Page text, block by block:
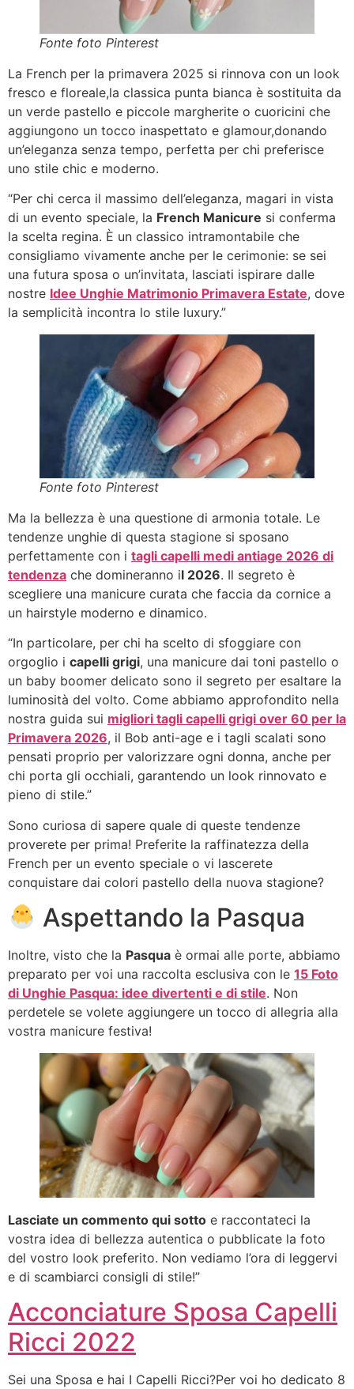
Fonte foto Pinterest
La French per la primavera 2025 si rinnova con un look
fresco e floreale,la classica punta bianca è sostituita da
un verde pastello e piccole margherite o cuoricini che
aggiungono un tocco inaspettato e glamour,donando
un’eleganza senza tempo, perfetta per chi preferisce
uno stile chic e moderno.
“Per chi cerca il massimo dell’eleganza, magari in vista
di un evento speciale, la French Manicure si conferma
la scelta regina. È un classico intramontabile che
consigliamo vivamente anche per le cerimonie: se sei
una futura sposa o un’invitata, lasciati ispirare dalle
nostre Idee Unghie Matrimonio Primavera Estate, dove
la semplicità incontra lo stile luxury.”
Fonte foto Pinterest
Ma la bellezza è una questione di armonia totale. Le
tendenze unghie di questa stagione si sposano
perfettamente con i tagli capelli medi antiage 2026 di
tendenza che domineranno il 2026. Il segreto è
scegliere una manicure curata che faccia da cornice a
un hairstyle moderno e dinamico.
“In particolare, per chi ha scelto di sfoggiare con
orgoglio i capelli grigi, una manicure dai toni pastello o
un baby boomer delicato sono il segreto per esaltare la
luminosità del volto. Come abbiamo approfondito nella
nostra guida sui migliori tagli capelli grigi over 60 per la
Primavera 2026, il Bob anti-age e i tagli scalati sono
pensati proprio per valorizzare ogni donna, anche per
chi porta gli occhiali, garantendo un look rinnovato e
pieno di stile.”
Sono curiosa di sapere quale di queste tendenze
proverete per prima! Preferite la raffinatezza della
French per un evento speciale o vi lascerete
conquistare dai colori pastello della nuova stagione?
Aspettando la Pasqua
Inoltre, visto che la Pasqua è ormai alle porte, abbiamo
preparato per voi una raccolta esclusiva con le 15 Foto
di Unghie Pasqua: idee divertenti e di stile. Non
perdetele se volete aggiungere un tocco di allegria alla
vostra manicure festiva!
Lasciate un commento qui sotto e raccontateci la
vostra idea di bellezza autentica o pubblicate la foto
del vostro look preferito. Non vediamo l’ora di leggervi
e di scambiarci consigli di stile!”
Acconciature Sposa Capelli
Ricci 2022
Sei una Sposa e hai I Capelli Ricci?Per voi ho dedicato 8